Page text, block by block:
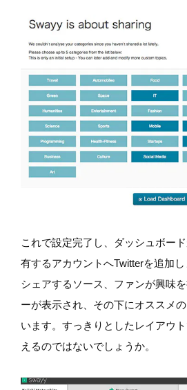
これで設定完了し、ダッシュボー
有するアカウントへTwitterを追加
シェアするソース、ファンが興味
ーが表示され、その下にオススメ
います。すっきりとしたレイアウ
えるのではないでしょうか。